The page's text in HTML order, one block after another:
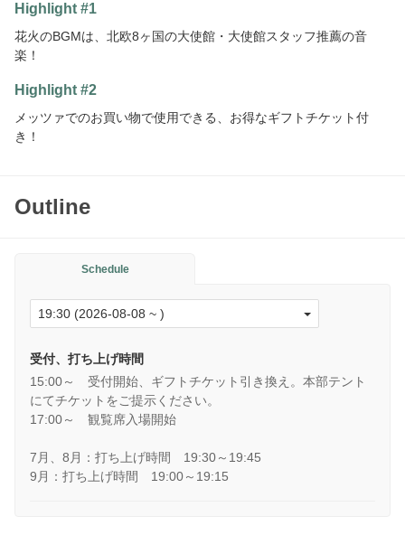
Highlight #1
花火のBGMは、北欧8ヶ国の大使館・大使館スタッフ推薦の音
楽！
Highlight #2
メッツァでのお買い物で使用できる、お得なギフトチケット付
き！
Outline
Schedule
受付、打ち上げ時間
15:00～ 受付開始、ギフトチケット引き換え。本部テント
にてチケットをご提示ください。
17:00～ 観覧席入場開始
7月、8月：打ち上げ時間 19:30～19:45
9月：打ち上げ時間 19:00～19:15